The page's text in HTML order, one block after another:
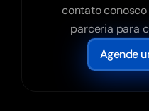
contato
parceria para
Agende